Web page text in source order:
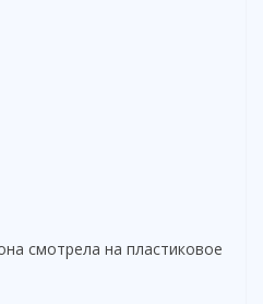
смотрела на пластиковое